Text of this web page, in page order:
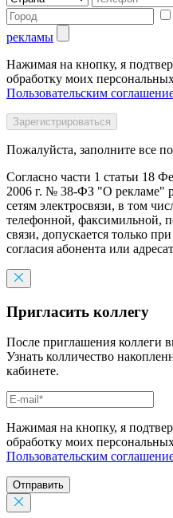
рекламы
Нажимая на кнопку, я
обработку моих
Пользовательским
Пожалуйста, заполните все
Согласно части 1 статьи 18
2006 г. № 38-ФЗ "О рекламе"
сетям электросвязи, в том
телефонной, факсимильной,
связи, допускается только
согласия абонента или
Пригласить коллегу
После приглашения коллеги
Узнать колличество
кабинете.
Нажимая на кнопку, я
обработку моих
Пользовательским
Отправить